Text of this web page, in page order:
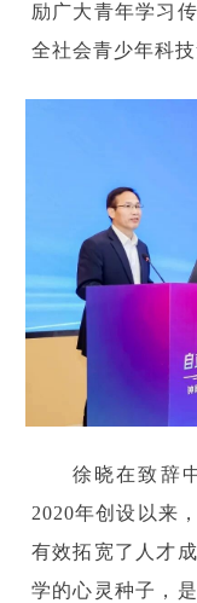
励广大青年学习
全社会青少年科
徐晓在致辞
2020年创设以来
有效拓宽了人才
学的心灵种子，